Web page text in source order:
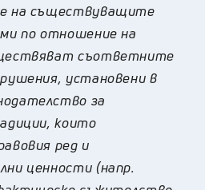
на съществуващите
по отношение на
съответните
установени в
за
които
ред и
ценности (напр.